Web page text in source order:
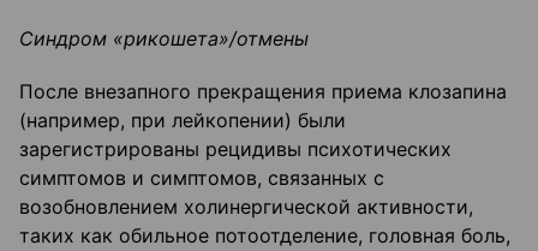
Синдром «рикошета»/отмены
После внезапного прекращения приема клозапина
(например, при лейкопении) были
зарегистрированы рецидивы психотических
симптомов и симптомов, связанных с
возобновлением холинергической активности,
таких как обильное потоотделение, головная боль,